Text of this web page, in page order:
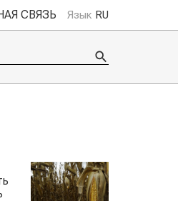
СВЯЗЬ Язык RU
Жара в Китае может
цены на